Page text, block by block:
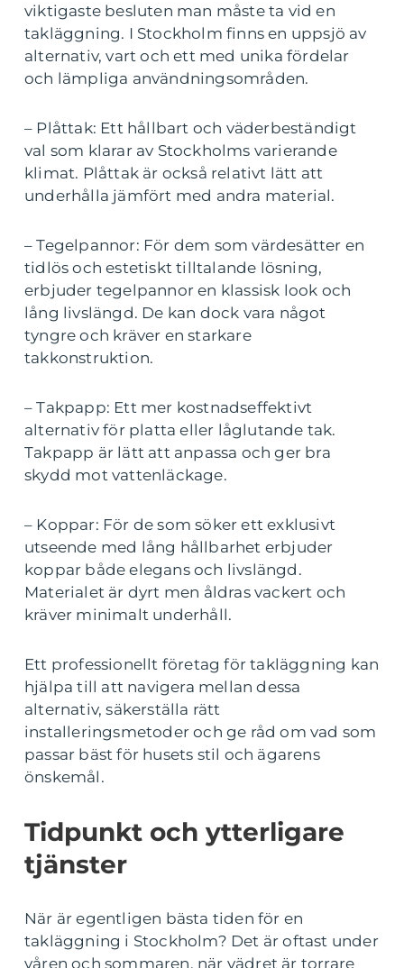
viktigaste besluten man måste ta vid en
takläggning. I Stockholm finns en uppsjö av
alternativ, vart och ett med unika fördelar
och lämpliga användningsområden.
– Plåttak: Ett hållbart och väderbeständigt
val som klarar av Stockholms varierande
klimat. Plåttak är också relativt lätt att
underhålla jämfört med andra material.
– Tegelpannor: För dem som värdesätter en
tidlös och estetiskt tilltalande lösning,
erbjuder tegelpannor en klassisk look och
lång livslängd. De kan dock vara något
tyngre och kräver en starkare
takkonstruktion.
– Takpapp: Ett mer kostnadseffektivt
alternativ för platta eller låglutande tak.
Takpapp är lätt att anpassa och ger bra
skydd mot vattenläckage.
– Koppar: För de som söker ett exklusivt
utseende med lång hållbarhet erbjuder
koppar både elegans och livslängd.
Materialet är dyrt men åldras vackert och
kräver minimalt underhåll.
Ett professionellt företag för takläggning kan
hjälpa till att navigera mellan dessa
alternativ, säkerställa rätt
installeringsmetoder och ge råd om vad som
passar bäst för husets stil och ägarens
önskemål.
Tidpunkt och ytterligare
tjänster
När är egentligen bästa tiden för en
takläggning i Stockholm? Det är oftast under
våren och sommaren, när vädret är torrare